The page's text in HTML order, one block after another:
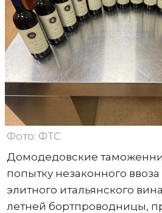
Фото: ФТС
Домодедовские
попытку незаконного
элитного итальянского
летней бортпроводницы,